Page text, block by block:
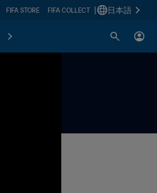
FIFA STORE FIFA COLLECT 日本語